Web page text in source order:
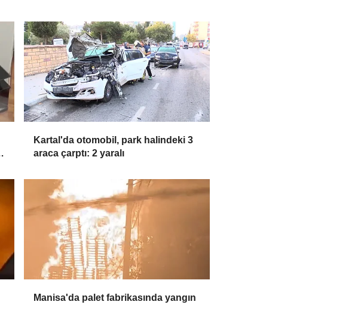
Kartal'da otomobil, park halindeki 3
araca çarptı: 2 yaralı
Manisa'da palet fabrikasında yangın